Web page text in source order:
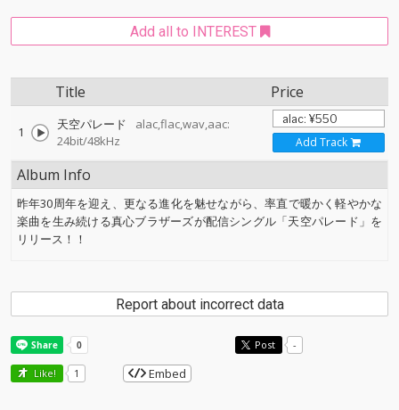
Add all to INTEREST
Title Price
1 天空パレード
alac,flac,wav,aac:
24bit/48kHz
Add Track
Album Info
昨年30周年を迎え、更なる進化を魅せながら、率直で暖かく軽やかな
楽曲を生み続ける真心ブラザーズが配信シングル「天空パレード」を
リリース！！
Report about incorrect data
Post -
Like! 1 Embed